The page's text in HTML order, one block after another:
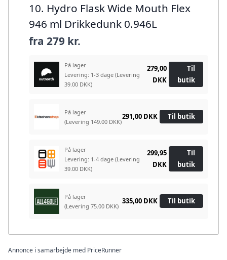
10. Hydro Flask Wide Mouth Flex
946 ml Drikkedunk 0.946L
fra 279 kr.
På lager
Levering: 1-3 dage (Levering
39.00 DKK)
279,00
DKK
Til
butik
På lager
(Levering 149.00 DKK)
291,00 DKK Til butik
På lager
Levering: 1-4 dage (Levering
39.00 DKK)
299,95
DKK
Til
butik
På lager
(Levering 75.00 DKK)
335,00 DKK Til butik
Annonce i samarbejde med PriceRunner